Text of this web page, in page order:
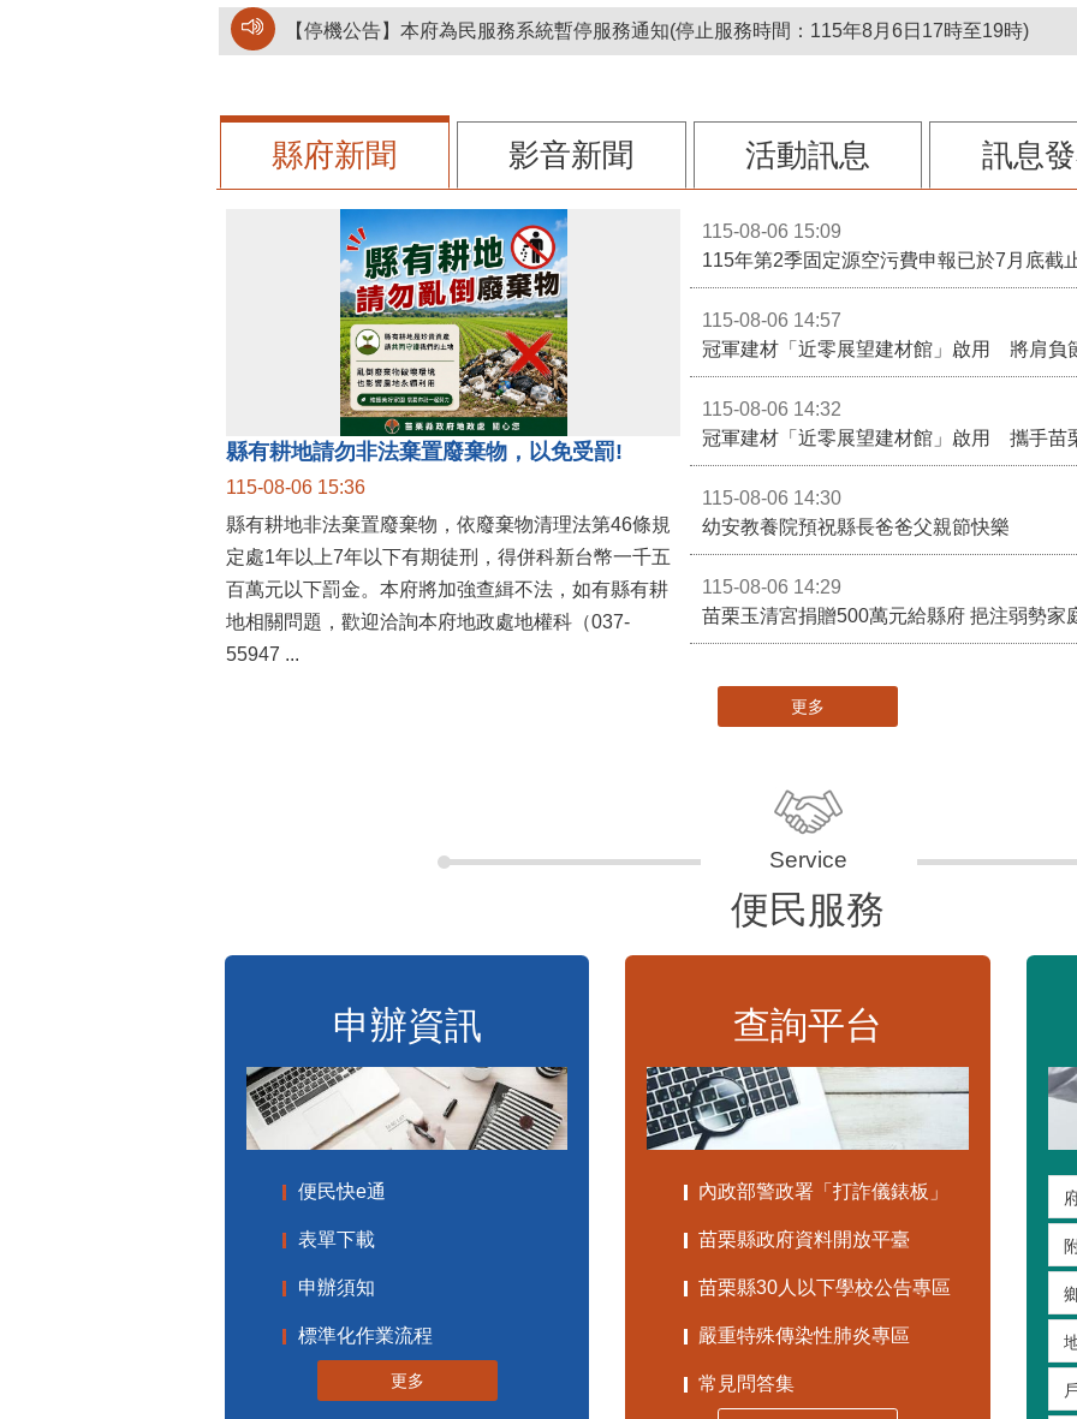
【停機公告】本府為民服務系統暫停服務通知(停止服務時間：115年8月6日17時至19時)
縣府新聞 影音新聞 活動訊息 訊息
縣有耕地請勿非法棄置廢棄物，以免受罰!
115-08-06 15:36
縣有耕地非法棄置廢棄物，依廢棄物清理法第46條規
定處1年以上7年以下有期徒刑，得併科新台幣一千五
百萬元以下罰金。本府將加強查緝不法，如有縣有耕
地相關問題，歡迎洽詢本府地政處地權科（037-
55947 ...
115-08-06 15:09
115-08-06 14:57
冠軍建材「近零展望建材館」啟用 將肩負
115-08-06 14:32
冠軍建材「近零展望建材館」啟用 攜手苗
115-08-06 14:30
幼安教養院預祝縣長爸爸父親節快樂
115-08-06 14:29
苗栗玉清宮捐贈500萬元給縣府 挹注弱勢家
更多
便民服務
申辦資訊
便民快e通
表單下載
申辦須知
標準化作業流程
更多
查詢平台
內政部警政署「打詐儀錶板」
苗栗縣政府資料開放平臺
苗栗縣30人以下學校公告專區
嚴重特殊傳染性肺炎專區
常見問答集